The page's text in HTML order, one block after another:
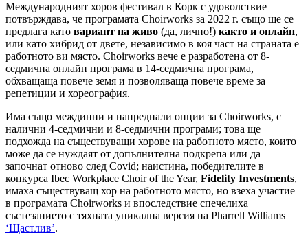
Международният хоров фестивал в Корк с удоволствие
потвърждава, че програмата Choirworks за 2022 г. също ще се
предлага като вариант на живо (да, лично!) както и онлайн,
или като хибрид от двете, независимо в коя част на страната е
работното ви място. Choirworks вече е разработена от 8-
седмична онлайн програма в 14-седмична програма,
обхващаща повече земя и позволяваща повече време за
репетиции и хореография.
Има също междинни и напреднали опции за Choirworks, с
налични 4-седмични и 8-седмични програми; това ще
подхожда на съществуващи хорове на работното място, които
може да се нуждаят от допълнителна подкрепа или да
започнат отново след Covid; наистина, победителите в
конкурса Ibec Workplace Choir of the Year, Fidelity Investments,
имаха съществуващ хор на работното място, но взеха участие
в програмата Choirworks и впоследствие спечелиха
състезанието с тяхната уникална версия на Pharrell Williams
‘Щастлив’.